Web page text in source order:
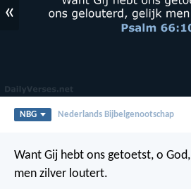
«
NBG Nederlands Bijbelgenootschap
Want Gij hebt ons getoetst, o God,
men zilver loutert.